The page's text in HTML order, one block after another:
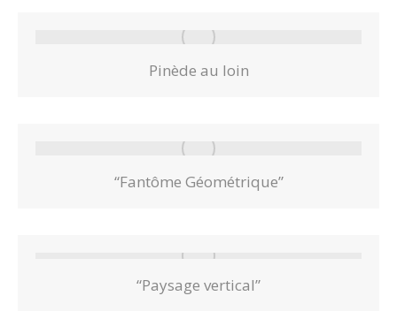
Pinède au loin
“Fantôme Géométrique”
“Paysage vertical”